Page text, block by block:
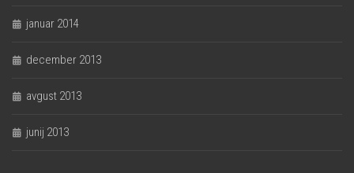
januar 2014
december 2013
avgust 2013
junij 2013